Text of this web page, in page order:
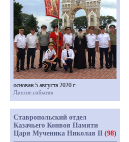
основан 5 августа 2020 г.
Другие события
Ставропольский отдел
Казачьего Конвоя Памяти
Царя Мученика Николая II (98)